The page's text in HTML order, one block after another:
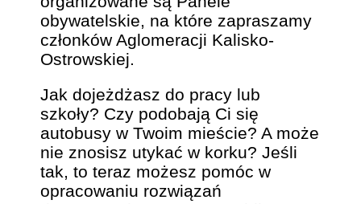
obywatelskie, na które zapraszamy
członków Aglomeracji Kalisko-
Ostrowskiej.
Jak dojeżdżasz do pracy lub
szkoły? Czy podobają Ci się
autobusy w Twoim mieście? A może
nie znosisz utykać w korku? Jeśli
tak, to teraz możesz pomóc w
opracowaniu rozwiązań